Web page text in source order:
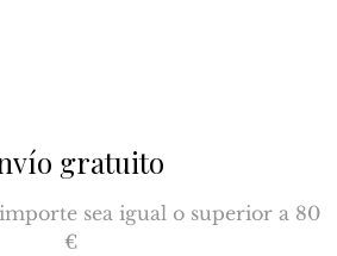
gratuito
sea igual o superior a 80
€